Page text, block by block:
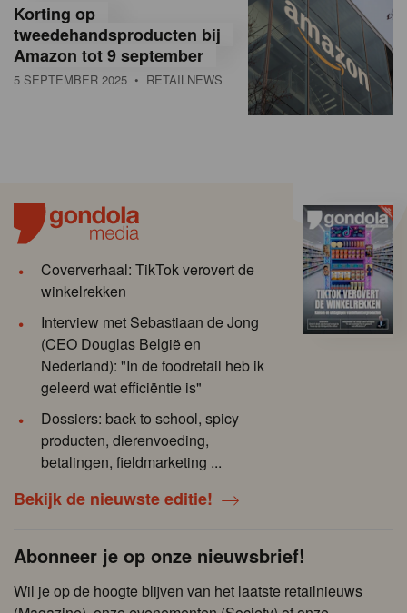
Korting op
tweedehandsproducten bij
Amazon tot 9 september
5 SEPTEMBER 2025 • RETAILNEWS
Coververhaal: TikTok verovert de
winkelrekken
Interview met Sebastiaan de Jong
(CEO Douglas België en
Nederland): "In de foodretail heb ik
geleerd wat efficiëntie is"
Dossiers: back to school, spicy
producten, dierenvoeding,
betalingen, fieldmarketing ...
Bekijk de nieuwste editie!
Abonneer je op onze nieuwsbrief!
Wil je op de hoogte blijven van het laatste retailnieuws